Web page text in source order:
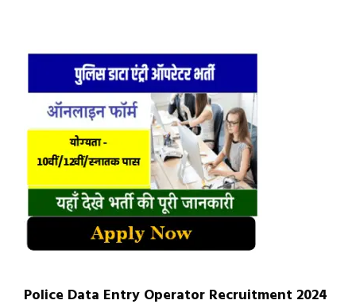
Police Data Entry Operator Recruitment 2024